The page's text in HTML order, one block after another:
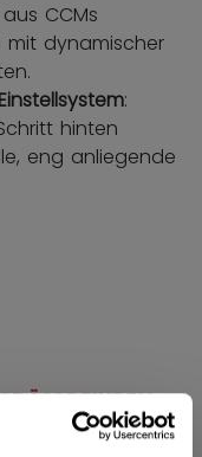
CCMs
mit dynamischer
:
hinten
eng anliegende
FINDEN